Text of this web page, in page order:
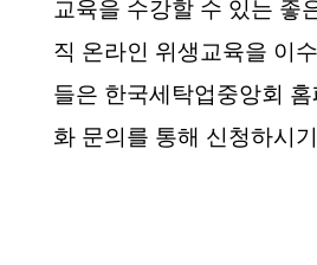
교육을 수강할 수 있는 좋
직 온라인 위생교육을 이
들은 한국세탁업중앙회
화 문의를 통해 신청하시